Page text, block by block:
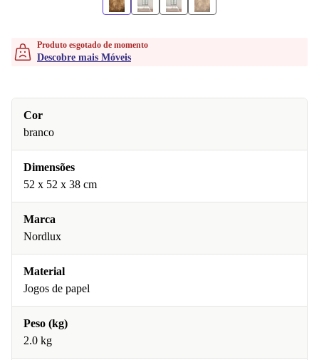
Produto esgotado de momento
Descobre mais Móveis
Cor
branco
Dimensões
52 x 52 x 38 cm
Marca
Nordlux
Material
Jogos de papel
Peso (kg)
2.0 kg